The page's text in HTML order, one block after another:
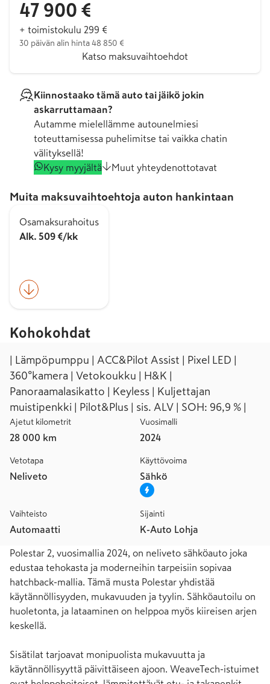
47 900 €
+ toimistokulu 299 €
30 päivän alin hinta 48 850 €
Katso maksuvaihtoehdot
Kiinnostaako tämä auto tai jäikö jokin
askarruttamaan?
Autamme mielellämme autounelmiesi
toteuttamisessa puhelimitse tai vaikka chatin
välityksellä!
Kysy myyjältä
Muut yhteydenottotavat
Muita maksuvaihtoehtoja auton hankintaan
Osamaksurahoitus
Alk. 509 €/kk
Kohokohdat
| Lämpöpumppu | ACC&Pilot Assist | Pixel LED |
360°kamera | Vetokoukku | H&K |
Panoraamalasikatto | Keyless | Kuljettajan
muistipenkki | Pilot&Plus | sis. ALV | SOH: 96,9 % |
Ajetut kilometrit
28 000 km
Vuosimalli
2024
Vetotapa
Neliveto
Käyttövoima
Sähkö
Vaihteisto
Automaatti
Sijainti
K-Auto Lohja
Polestar 2, vuosimallia 2024, on neliveto sähköauto joka
edustaa tehokasta ja moderneihin tarpeisiin sopivaa
hatchback-mallia. Tämä musta Polestar yhdistää
käytännöllisyyden, mukavuuden ja tyylin. Sähköautoilu on
huoletonta, ja lataaminen on helppoa myös kiireisen arjen
keskellä.
Sisätilat tarjoavat monipuolista mukavuutta ja
käytännöllisyyttä päivittäiseen ajoon. WeaveTech-istuimet